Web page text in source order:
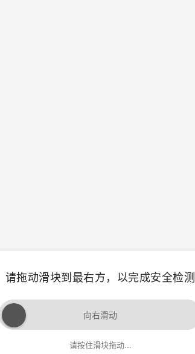
请拖动滑块到最右方，以完成安全检测
向右滑动
请按住滑块拖动...